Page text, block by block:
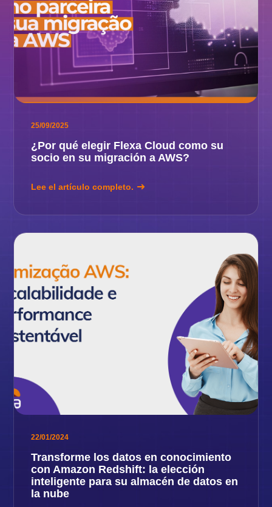
25/09/2025
¿Por qué elegir Flexa Cloud como su
socio en su migración a AWS?
Lee el artículo completo.
22/01/2024
Transforme los datos en conocimiento
con Amazon Redshift: la elección
inteligente para su almacén de datos en
la nube